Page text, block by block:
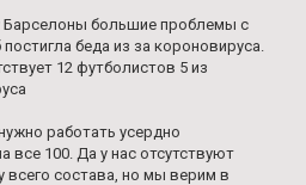
большие проблемы с
беда из за короновируса.
12 футболистов 5 из
работать усердно
все 100. Да у нас отсутствуют
всего состава, но мы верим в